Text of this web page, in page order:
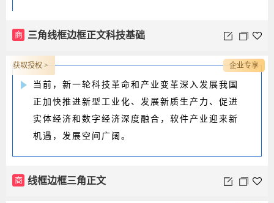
商 三角线框边框正文科技基础
当前，新一轮科技革命和产业变革深入发展我国
正加快推进新型工业化、发展新质生产力、促进
实体经济和数字经济深度融合，软件产业迎来新
机遇，发展空间广阔。
商 线框边框三角正文
获取授权 > 企业专享